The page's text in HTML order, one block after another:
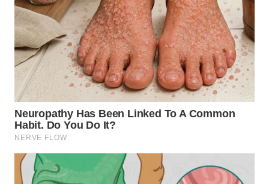
WN
LABUHANBATU
WN
TAPANULI
TENGAH
WN DELI
SERDANG
WN
TEBING